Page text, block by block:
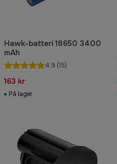
Hawk-batteri 18650 3400
mAh
4.9 (15)
163 kr
På lager